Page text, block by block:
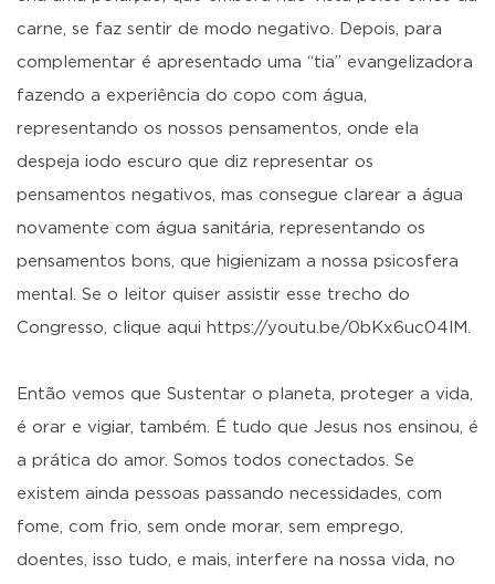
carne, se faz sentir de modo negativo. Depois, para
complementar é apresentado uma “tia” evangelizadora
fazendo a experiência do copo com água,
representando os nossos pensamentos, onde ela
despeja iodo escuro que diz representar os
pensamentos negativos, mas consegue clarear a água
novamente com água sanitária, representando os
pensamentos bons, que higienizam a nossa psicosfera
mental. Se o leitor quiser assistir esse trecho do
Congresso, clique aqui https://youtu.be/0bKx6uc04lM.
Então vemos que Sustentar o planeta, proteger a vida,
é orar e vigiar, também. É tudo que Jesus nos ensinou, é
a prática do amor. Somos todos conectados. Se
existem ainda pessoas passando necessidades, com
fome, com frio, sem onde morar, sem emprego,
doentes, isso tudo, e mais, interfere na nossa vida, no